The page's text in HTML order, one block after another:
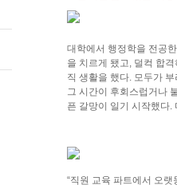
대학에서 행정학을 전공
을 치르게 됐고, 덜컥 합
직 생활을 했다. 모두가
그 시간이 후회스럽거나
픈 갈망이 일기 시작했다.
“직원 교육 파트에서 오